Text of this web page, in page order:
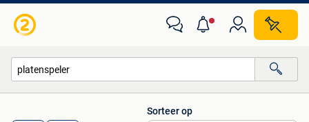
Sorteer op